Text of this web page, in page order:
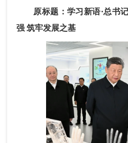
原标题：学习新语·总书
强 筑牢发展之基